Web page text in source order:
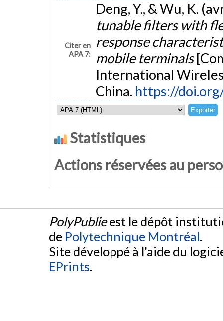
Citer en
APA 7:
Deng, Y., & Wu, K.
tunable filters with
response
mobile terminals
International
China. https://
Statistiques
Actions réservées au
PolyPublieest le dépôt
de Polytechnique Montréal.
Site développé à l'aide du
EPrints.